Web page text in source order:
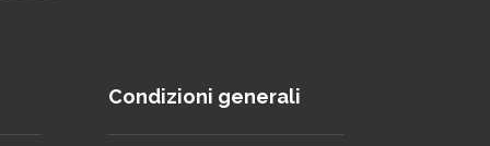
Condizioni generali